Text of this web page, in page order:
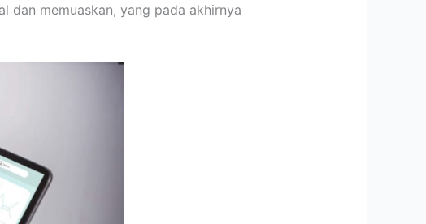
dan memuaskan, yang pada akhirnya